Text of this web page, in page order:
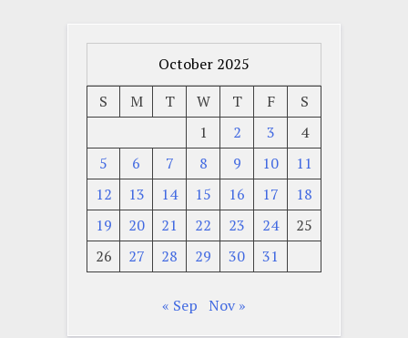
October 2025
S
M T W T F
S
1
2 3
4
5
6 7 8 9 10
11
12
13 14 15 16 17
18
19
20 21 22 23 24
25
26
27 28 29 30 31
« Sep Nov »